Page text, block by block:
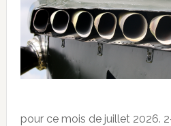
pour ce mois de juillet 2026.